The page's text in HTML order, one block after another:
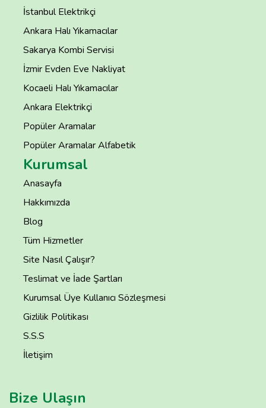
İstanbul Elektrikçi
Ankara Halı Yıkamacılar
Sakarya Kombi Servisi
İzmir Evden Eve Nakliyat
Kocaeli Halı Yıkamacılar
Ankara Elektrikçi
Popüler Aramalar
Popüler Aramalar Alfabetik
Kurumsal
Anasayfa
Hakkımızda
Blog
Tüm Hizmetler
Site Nasıl Çalışır?
Teslimat ve İade Şartları
Kurumsal Üye Kullanıcı Sözleşmesi
Gizlilik Politikası
S.S.S
İletişim
Bize Ulaşın